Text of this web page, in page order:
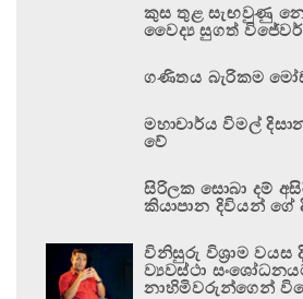
කුස තුළ සැඟවුණු
වෛද්‍ය සුගත්
ගණිතය බැරිකම
මහාචාර්ය විමල්
වේ
සිරිලක සොබා දම්
කියාපාන දිවියන් ගේ
විනිසුරු විශ්‍රාම වයස
ව්‍යවස්ථා
නාහිමිවරුන්ගෙන්